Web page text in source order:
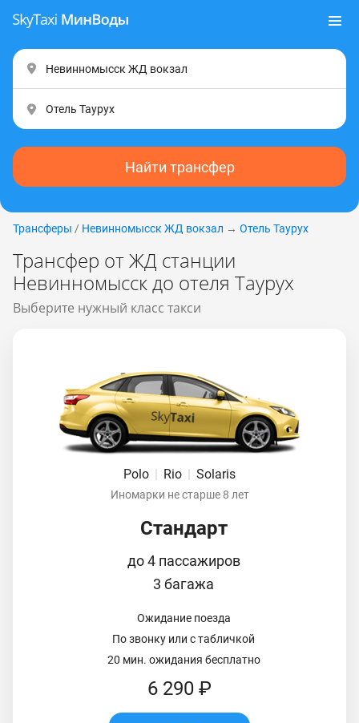
Найти трансфер
Трансферы / Невинномысск ЖД вокзал → Отель Таурух
Трансфер от ЖД станции
Невинномысск до отеля Таурух
Выберите нужный класс такси
Polo | Rio | Solaris
Иномарки не старше 8 лет
Стандарт
до 4 пассажиров
3 багажа
Ожидание поезда
По звонку или с табличкой
20 мин. ожидания бесплатно
6 290 ₽